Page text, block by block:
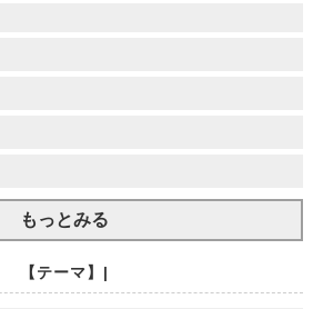
もっとみる
【テーマ】|